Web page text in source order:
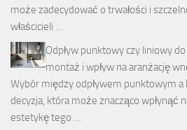
może zadecydować o trwałości i
właścicieli …
Odpływ punktowy czy liniowy
montaż i wpływ na aranżację
Wybór między odpływem punktowym a
decyzja, która może znacząco wpłynąć
estetykę tego …